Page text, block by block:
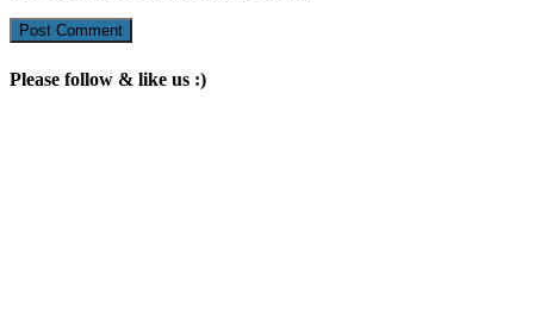
Please follow & like us :)